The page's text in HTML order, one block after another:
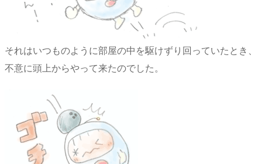
それはいつものように部屋の中を駆けずり回っていたとき、
不意に頭上からやって来たのでした。